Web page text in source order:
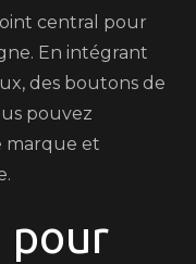
central pour
En intégrant
des boutons de
pouvez
marque et
pour